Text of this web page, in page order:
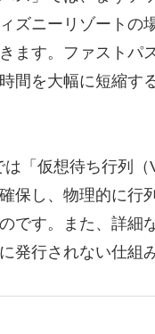
ズニーリゾートの
ます。ファストパ
間を大幅に短縮す
「仮想待ち行列
保し、物理的に行
です。また、詳細
発行されない仕組